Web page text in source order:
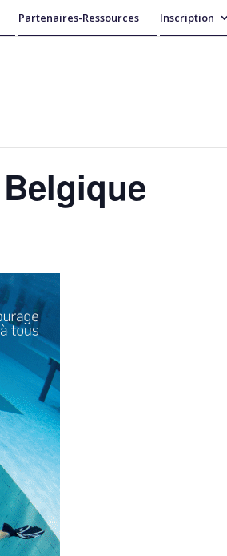
Partenaires-Ressources Inscription